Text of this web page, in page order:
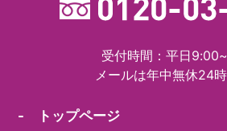
受付時間：平日
メールは年中無休24
- トップページ